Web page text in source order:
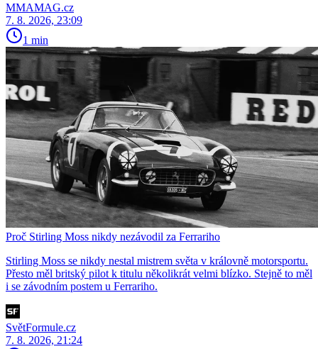
MMAMAG.cz
7. 8. 2026, 23:09
1 min
Proč Stirling Moss nikdy nezávodil za Ferrariho
Stirling Moss se nikdy nestal mistrem světa v královně motorsportu.
Přesto měl britský pilot k titulu několikrát velmi blízko. Stejně to měl
i se závodním postem u Ferrariho.
SvětFormule.cz
7. 8. 2026, 21:24